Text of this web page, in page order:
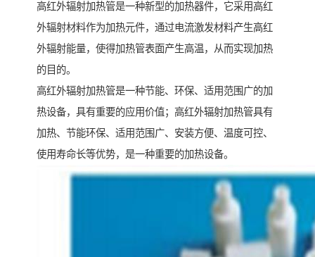
高红外辐射加热管是一种新型的加热器件，它采用高红
外辐射材料作为加热元件，通过电流激发材料产生高红
外辐射能量，使得加热管表面产生高温，从而实现加热
的目的。
高红外辐射加热管是一种节能、环保、适用范围广的加
热设备，具有重要的应用价值；高红外辐射加热管具有
加热、节能环保、适用范围广、安装方便、温度可控、
使用寿命长等优势，是一种重要的加热设备。